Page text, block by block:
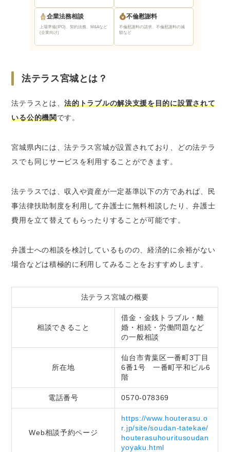
法テラス宮城までのアクセス
仙台で法テラス以外に弁護士に無料法律相談が
できる窓口
弁護士会の法律相談センター
律相談
ベンナビなら仙台で無料法律相談ができる弁護
さいごに｜法テラス宮城は無料法律相談がした
い人におすすめ
企業法務相談
上場準備(IPO)、契約法務、M&Aなど
(企業向け)
不倫慰謝料
不倫慰謝料の請求、不倫慰謝料の減
額など
法テラス宮城とは？
法テラスとは、法的トラブルの解決支援を目的に設置されて
いる公的機関です。
宮城県内には、法テラス宮城が設置されており、どの法テラ
スでも同じサービスを利用することができます。
法テラスでは、収入や資産が一定基準以下の方であれば、民
事法律扶助制度を利用して弁護士に無料相談したり、弁護士
費用を立て替えてもらったりすることが可能です。
弁護士への相談を検討しているものの、経済的に余裕がない
場合などは積極的に利用してみることをおすすめします。
法テラス宮城の概要
相談できること
借金・金銭トラブル・離
婚・相続・労働問題など
の一般相談
所在地
仙台市青葉区一番町3丁目
6番1号 一番町平和ビル6
階
電話番号 0570-078369
Web相談予約ページ
https://www.houterasu.o
r.jp/site/soudan-tatekae/
houterasuhouritusoudan
yoyaku.html